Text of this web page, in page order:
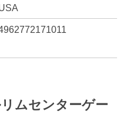
ムセンターゲー